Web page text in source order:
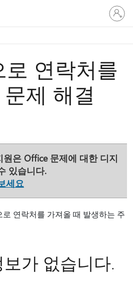
귀
하
계
그
인
로 연락처를
제 해결
은 Office 문제에 대한 디지
있습니다.
세요
연락처를 가져올 때 발생하는 주
가 없습니다.